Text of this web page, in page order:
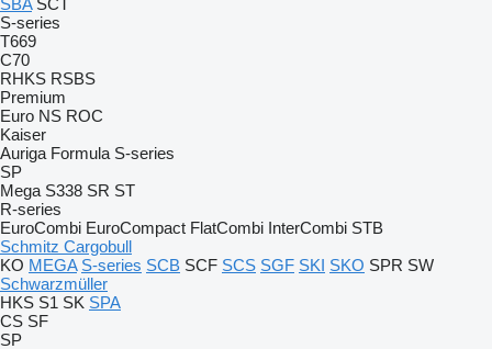
SBA SCT
S-series
T669
C70
RHKS RSBS
Premium
Euro NS ROC
Kaiser
Auriga Formula S-series
SP
Mega S338 SR ST
R-series
EuroCombi EuroCompact FlatCombi InterCombi STB
Schmitz Cargobull
KO MEGA S-series SCB SCF SCS SGF SKI SKO SPR SW
Schwarzmüller
HKS S1 SK SPA
CS SF
SP